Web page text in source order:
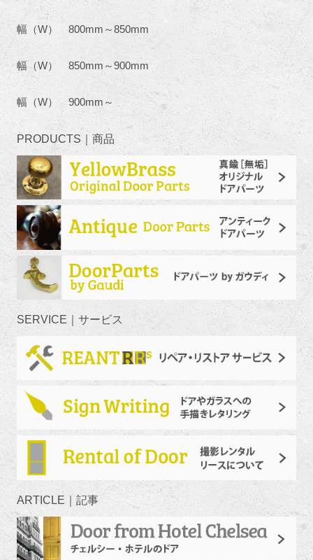
幅（W） 800mm～850mm
幅（W） 850mm～900mm
幅（W） 900mm～
PRODUCTS｜商品
SERVICE｜サービス
ARTICLE｜記事